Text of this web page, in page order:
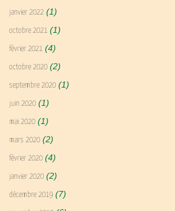
janvier 2022 (1)
octobre 2021 (1)
février 2021 (4)
octobre 2020 (2)
septembre 2020 (1)
juin 2020 (1)
mai 2020 (1)
mars 2020 (2)
février 2020 (4)
janvier 2020 (2)
décembre 2019 (7)